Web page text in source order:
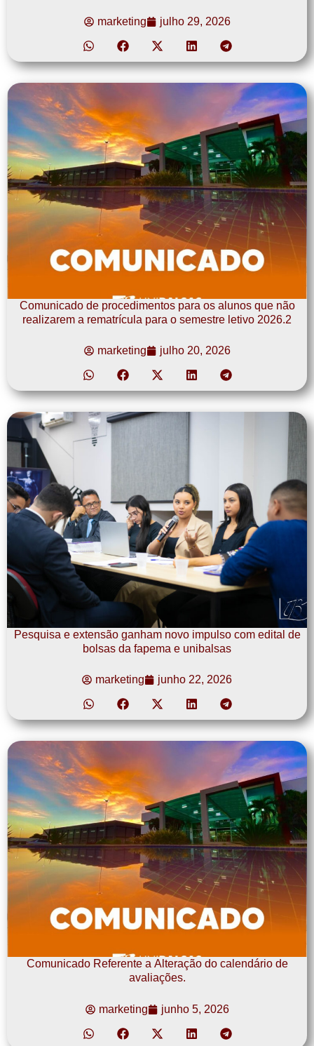
marketing julho 29, 2026
Comunicado de procedimentos para os alunos que não
realizarem a rematrícula para o semestre letivo 2026.2
marketing julho 20, 2026
Pesquisa e extensão ganham novo impulso com edital de
bolsas da fapema e unibalsas
marketing junho 22, 2026
Comunicado Referente a Alteração do calendário de
avaliações.
marketing junho 5, 2026